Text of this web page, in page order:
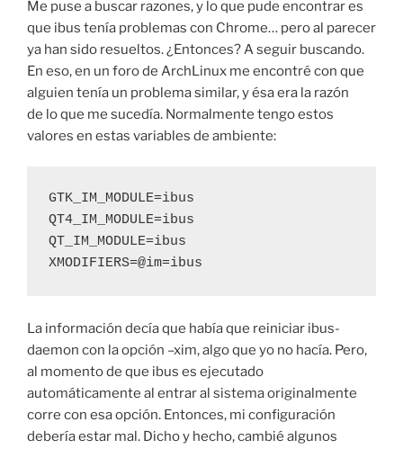
Me puse a buscar razones, y lo que pude encontrar es
que ibus tenía problemas con Chrome… pero al parecer
ya han sido resueltos. ¿Entonces? A seguir buscando.
En eso, en un foro de ArchLinux me encontré con que
alguien tenía un problema similar, y ésa era la razón
de lo que me sucedía. Normalmente tengo estos
valores en estas variables de ambiente:
GTK_IM_MODULE=ibus
QT4_IM_MODULE=ibus
QT_IM_MODULE=ibus
XMODIFIERS=@im=ibus
La información decía que había que reiniciar ibus-
daemon con la opción –xim, algo que yo no hacía. Pero,
al momento de que ibus es ejecutado
automáticamente al entrar al sistema originalmente
corre con esa opción. Entonces, mi configuración
debería estar mal. Dicho y hecho, cambié algunos